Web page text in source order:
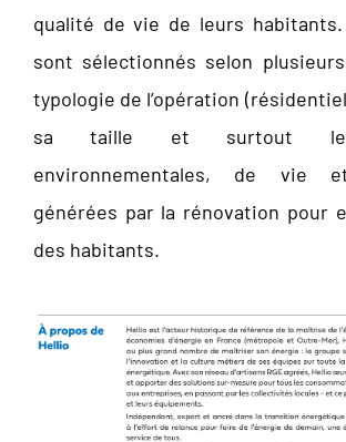
qualité de vie de leurs
sont sélectionnés selon
typologie de l’opération
sa taille et surtout
environnementales, de vie
générées par la rénovation pour
des habitants.